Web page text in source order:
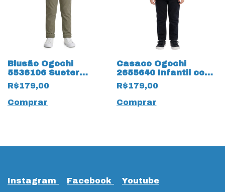
Blusão Ogochi
5536106 Sueter
Tricot Infantil 19679
Azul Marinho
R$179,00
Comprar
Casaco Ogochi
2655640 Infantil com
Ziper 19676 Preto
R$179,00
Comprar
Instagram Facebook Youtube